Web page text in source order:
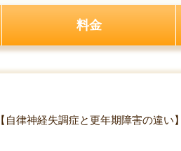
料金
【自律神経失調症と更年期障害の違い